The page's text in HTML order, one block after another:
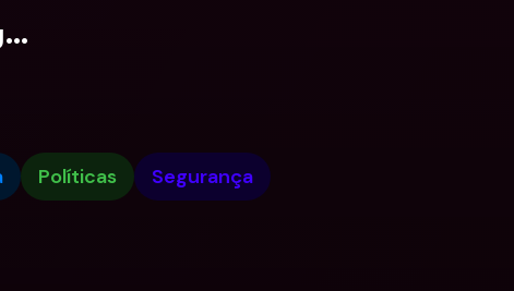
Políticas Segurança